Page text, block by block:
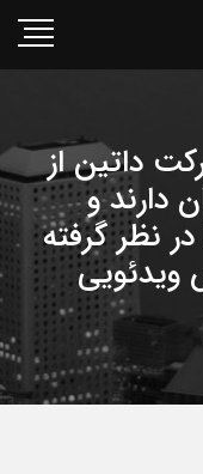
داتین از
دارند و
نظر گرفته
ویدئویی